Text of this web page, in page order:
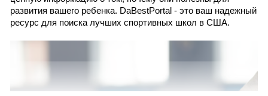
развития вашего ребенка. DaBestPortal - это ваш надежный
ресурс для поиска лучших спортивных школ в США.